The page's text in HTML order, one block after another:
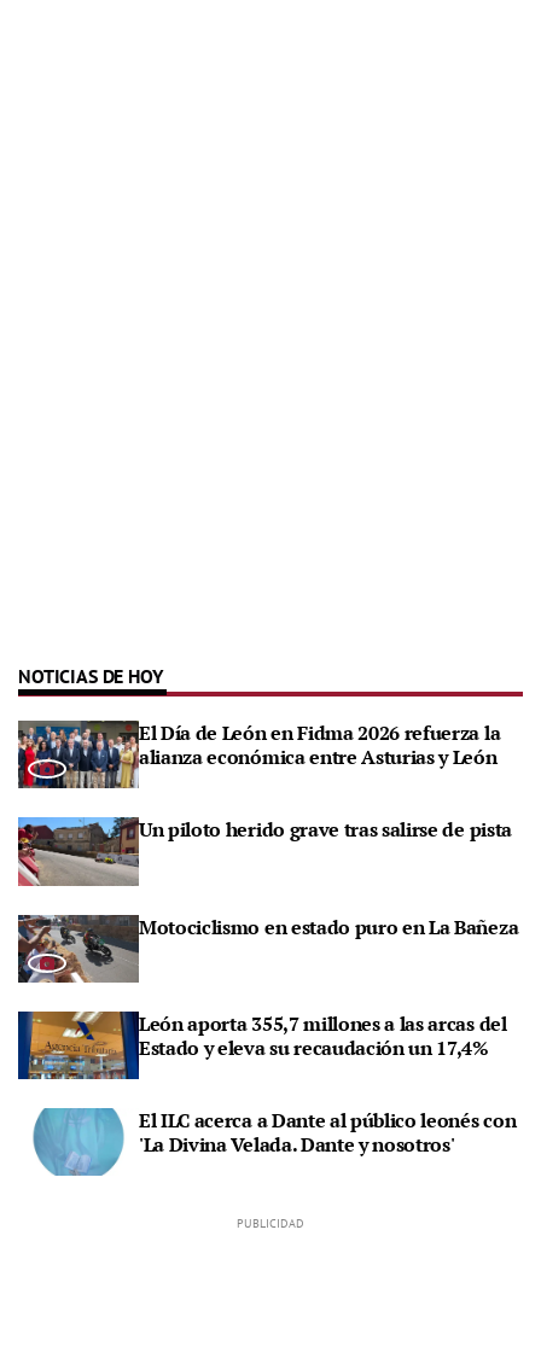
NOTICIAS DE HOY
El Día de León en Fidma 2026 refuerza la
alianza económica entre Asturias y León
Un piloto herido grave tras salirse de pista
Motociclismo en estado puro en La Bañeza
León aporta 355,7 millones a las arcas del
Estado y eleva su recaudación un 17,4%
El ILC acerca a Dante al público leonés con
'La Divina Velada. Dante y nosotros'